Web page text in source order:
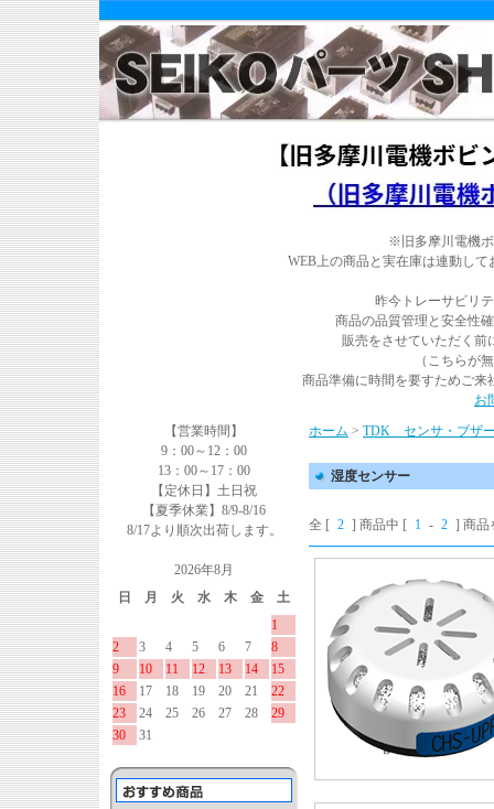
※旧多摩川電機
WEB上の商品と実在庫は連動し
昨今トレーサビリ
商品の品質管理と安全性
販売をさせていただく前
（こちらが
商品準備に時間を要すためご来
お
【営業時間】
9：00～12：00
13：00～17：00
【定休日】土日祝
【夏季休業】8/9-8/16
8/17より順次出荷します。
2026年8月
日
月 火 水 木 金
土
1
2
3 4 5 6 7
8
9
10 11 12 13 14
15
16
17 18 19 20 21
22
23
24 25 26 27 28
29
30
31
ホーム > TDK センサ・ブザ
湿度センサー
全 [ 2 ] 商品中 [ 1 - 2 ] 商品